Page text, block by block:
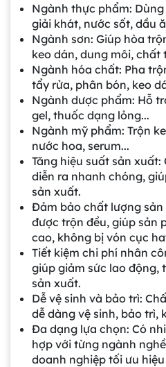
Ngành thực phẩm:
giải khát, nước sốt, dầu
Ngành sơn: Giúp hòa
keo dán, dung môi, chất
Ngành hóa chất: Pha
tẩy rửa, phân bón, keo
Ngành dược phẩm: Hỗ
gel, thuốc dạng lỏng...
Ngành mỹ phẩm: Trộn
nước hoa, serum...
Tăng hiệu suất sản
diễn ra nhanh chóng,
sản xuất.
Đảm bảo chất lượng sản
được trộn đều, giúp sản
cao, không bị vón cục
Tiết kiệm chi phí nhân
giúp giảm sức lao động,
sản xuất.
Dễ vệ sinh và bảo trì:
dễ dàng vệ sinh, bảo trì,
Đa dạng lựa chọn: Có
hợp với từng ngành
doanh nghiệp tối ưu